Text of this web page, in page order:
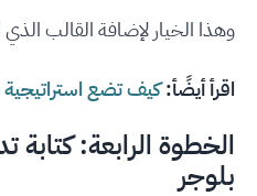
وهذا الخيار لإضافة القالب
اقرأ أيضًأ:كيف تضع
الخطوة الرابعة:
بلوجر